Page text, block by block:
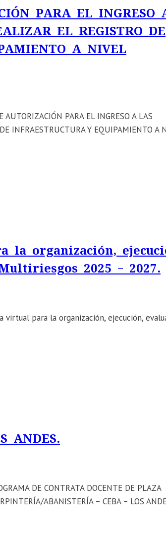
PARA EL INGRESO
EL REGISTRO DE
A NIVEL
PARA EL INGRESO A LAS
INFRAESTRUCTURA Y EQUIPAMIENTO A
la organización,
2025 – 2027.
para la organización, ejecución,
ANDES.
DE CONTRATA DOCENTE DE PLAZA
ABANISTERÍA – CEBA – LOS